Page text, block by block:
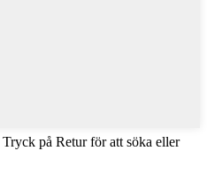
Tryck på Retur för att söka eller